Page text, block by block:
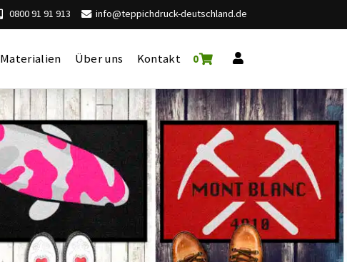
0800 91 91 913 info@teppichdruck-deutschland.de
Materialien Über uns Kontakt 0